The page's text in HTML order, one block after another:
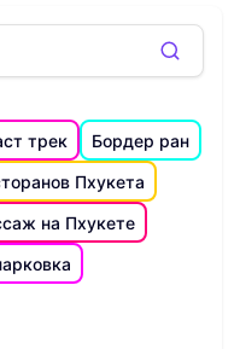
трек
Бордер ран
Пхукета
на Пхукете